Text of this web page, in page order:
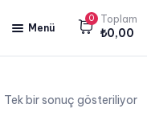
Menü
0 Toplam
₺0,00
Tek bir sonuç gösteriliyor